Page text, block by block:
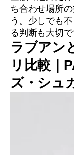
ち合わせ場所
う。少しでも
る判断も大切で
ラブアン
リ比較｜
ズ・シュ